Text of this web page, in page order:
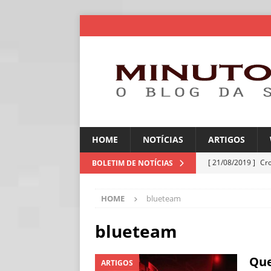
HOME NOTÍCIAS ARTIGOS
BOLETIM DE NOTÍCIAS [ 21/08/2019 ]
[ 30/07/2026 ]
HOME blueteam
blueteam
ARTIGOS